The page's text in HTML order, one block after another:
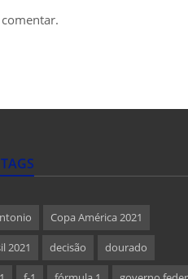
Copa América 2021
2021 decisão dourado